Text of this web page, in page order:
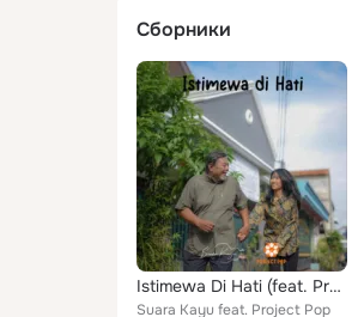
Сборники
Istimewa Di Hati (feat. Project Pop)
Suara Kayu feat. Project Pop